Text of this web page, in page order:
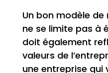
Un bon modèle
ne se limite pas à
doit également
valeurs de
une entreprise qui